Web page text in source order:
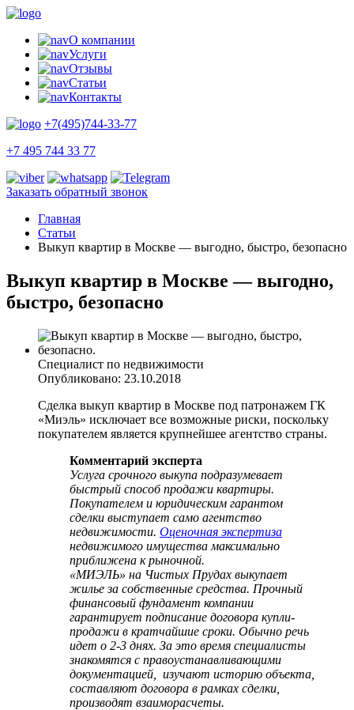
О компании
Услуги
Отзывы
Статьи
Контакты
+7(495)744-33-77
+7 495 744 33 77
Заказать обратный звонок
Главная
Статьи
Выкуп квартир в Москве — выгодно, быстро, безопасно
Выкуп квартир в Москве — выгодно,
быстро, безопасно
Специалист по недвижимости
Опубликовано: 23.10.2018
Сделка выкуп квартир в Москве под патронажем ГК
«Миэль» исключает все возможные риски, поскольку
покупателем является крупнейшее агентство страны.
Комментарий эксперта
Услуга срочного выкупа подразумевает
быстрый способ продажи квартиры.
Покупателем и юридическим гарантом
сделки выступает само агентство
недвижимости. Оценочная экспертиза
недвижимого имущества максимально
приближена к рыночной.
«МИЭЛЬ» на Чистых Прудах выкупает
жилье за собственные средства. Прочный
финансовый фундамент компании
гарантирует подписание договора купли-
продажи в кратчайшие сроки. Обычно речь
идет о 2-3 днях. За это время специалисты
знакомятся с правоустанавливающими
документацией, изучают историю объекта,
составляют договора в рамках сделки,
производят взаиморасчеты.